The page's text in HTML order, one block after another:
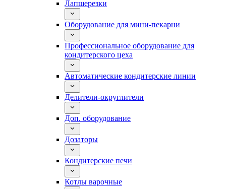
Лапшерезки
Оборудование для мини-пекарни
Профессиональное оборудование для
кондитерского цеха
Автоматические кондитерские линии
Делители-округлители
Доп. оборудование
Дозаторы
Кондитерские печи
Котлы варочные